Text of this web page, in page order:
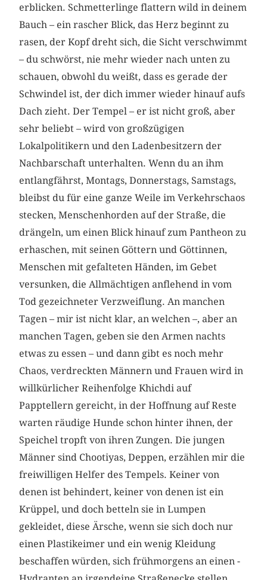
erblicken. Schmetterlinge flattern wild in deinem
Bauch – ein rascher Blick, das Herz beginnt zu
rasen, der Kopf dreht sich, die Sicht verschwimmt
– du schwörst, nie mehr wieder nach unten zu
schauen, obwohl du weißt, dass es gerade der
Schwindel ist, der dich immer wieder hinauf aufs
Dach zieht. Der ­Tempel – er ist nicht groß, aber
sehr beliebt – wird von großzügigen
Lokalpolitikern und den Ladenbesitzern der
Nachbarschaft unterhalten. Wenn du an ihm
entlangfährst, Montags, Donnerstags, Samstags,
bleibst du für eine ganze Weile im Verkehrschaos
stecken, Menschenhorden auf der Straße, die
drängeln, um einen Blick hinauf zum Pantheon zu
erhaschen, mit seinen Göttern und Göttinnen,
Menschen mit gefalteten Händen, im Gebet
versunken, die Allmächtigen anflehend in vom
Tod gezeichneter Verzweiflung. An manchen
Tagen – mir ist nicht klar, an welchen –, aber an
manchen Tagen, geben sie den Armen nachts
etwas zu essen – und dann gibt es noch mehr
Chaos, verdreckten Männern und Frauen wird in
willkürlicher Reihenfolge Khichdi auf
Papptellern gereicht, in der Hoffnung auf Reste
warten räudige Hunde schon hinter ihnen, der
Speichel tropft von ihren Zungen. Die jungen
Männer sind Chootiyas, Deppen, erzählen mir die
freiwilligen Helfer des Tempels. Keiner von
denen ist behindert, keiner von denen ist ein
Krüppel, und doch betteln sie in Lumpen
gekleidet, diese Ärsche, wenn sie sich doch nur
einen Plastikeimer und ein wenig Kleidung
beschaffen würden, sich frühmorgens an einen ­